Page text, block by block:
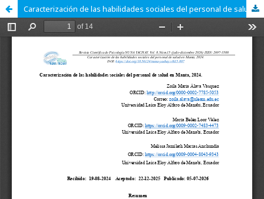
Caracterización de las habilidades sociales del personal de salud en Manta, 2024